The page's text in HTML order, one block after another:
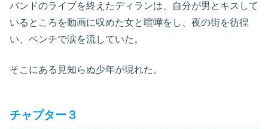
バンドのライブを終えたディランは、自分が男とキスして
いるところを動画に収めた女と喧嘩をし、夜の街を彷徨
い、ベンチで涙を流していた。
そこにある見知らぬ少年が現れた。
チャプター３